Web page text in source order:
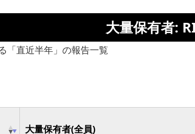
大量保有者:
「直近半年」の報告一覧
大量保有者(全員)